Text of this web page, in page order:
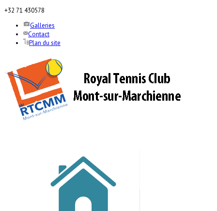
+32 71 430578
Galleries
Contact
Plan du site